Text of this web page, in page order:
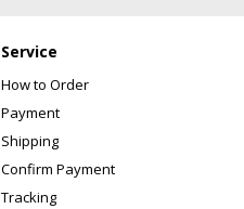
Service
How to Order
Payment
Shipping
Confirm Payment
Tracking